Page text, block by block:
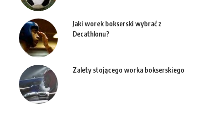
Jaki worek bokserski wybrać z
Decathlonu?
Zalety stojącego worka bokserskiego